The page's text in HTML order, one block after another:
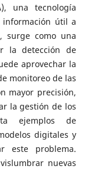
una tecnología
útil a
surge como una
la detección de
aprovechar la
monitoreo de las
mayor precisión,
la gestión de los
ejemplos de
digitales y
este problema.
nuevas